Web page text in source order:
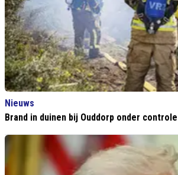
Nieuws
Brand in duinen bij Ouddorp onder controle